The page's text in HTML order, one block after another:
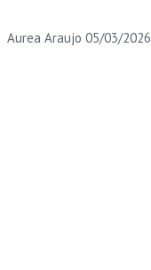
Aurea Araujo 05/03/2026